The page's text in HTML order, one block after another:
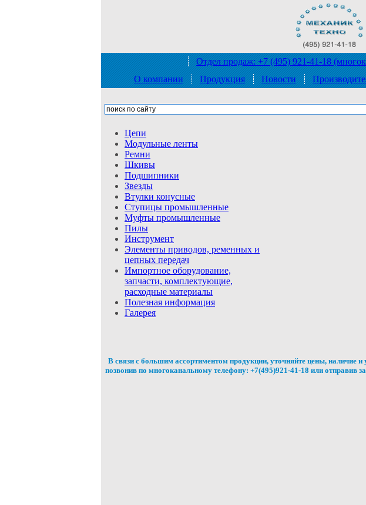
Отдел продаж: +7 (495) 921-41-18
О компании
Продукция Новости
Цепи
Модульные ленты
Ремни
Шкивы
Подшипники
Звезды
Втулки конусные
Ступицы промышленные
Муфты промышленные
Пилы
Инструмент
Элементы приводов, ременных и
цепных передач
Импортное оборудование,
запчасти, комплектующие,
расходные материалы
Полезная информация
Галерея
В связи с большим ассортиментом продукции, уточняйте цены, наличие
позвонив по многоканальному телефону: +7(495)921-41-18 или отправив